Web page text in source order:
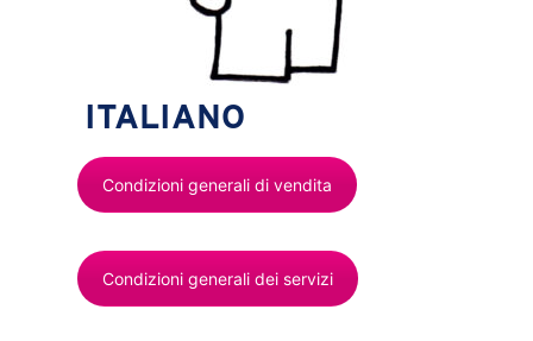
ITALIANO
Condizioni generali di vendita
Condizioni generali dei servizi